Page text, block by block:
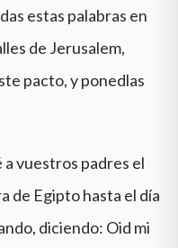
estas palabras en
de Jerusalem,
pacto, y ponedlas
vuestros padres el
de Egipto hasta el día
diciendo: Oid mi